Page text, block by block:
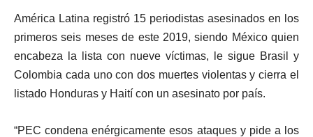
América Latina registró 15 periodistas asesinados en los
primeros seis meses de este 2019, siendo México quien
encabeza la lista con nueve víctimas, le sigue Brasil y
Colombia cada uno con dos muertes violentas y cierra el
listado Honduras y Haití con un asesinato por país.
“PEC condena enérgicamente esos ataques y pide a los